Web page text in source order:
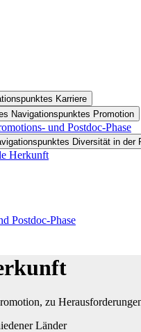
Karriere
Navigationspunktes Promotion
und Postdoc-Phase
Diversität in der
Herkunft
Postdoc-Phase
zu
Länder